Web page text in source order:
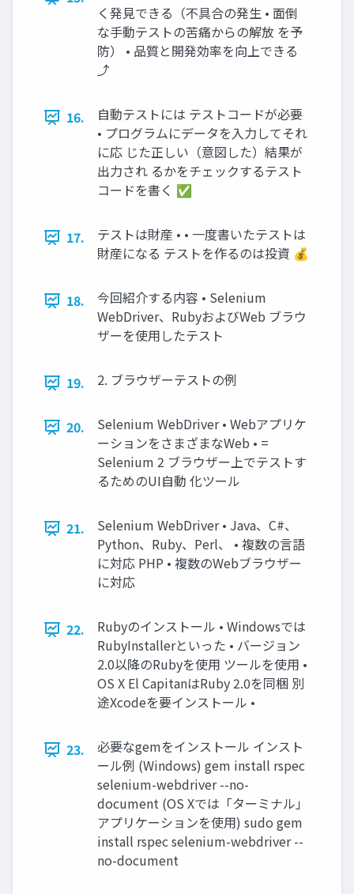
く発見できる（不具合の発生 • 面倒
な手動テストの苦痛からの解放 を予
防） • 品質と開発効率を向上できる
⤴
16.
自動テストには テストコードが必要
• プログラムにデータを入力してそれ
に応 じた正しい（意図した）結果が
出力され るかをチェックするテスト
コードを書く ✅
17.
テストは財産 • • 一度書いたテストは
財産になる テストを作るのは投資 💰
18.
今回紹介する内容 • Selenium
WebDriver、RubyおよびWeb ブラウ
ザーを使用したテスト
19. 2. ブラウザーテストの例
20.
Selenium WebDriver • Webアプリケ
ーションをさまざまなWeb • =
Selenium 2 ブラウザー上でテストす
るためのUI自動 化ツール
21.
Selenium WebDriver • Java、C#、
Python、Ruby、Perl、 • 複数の言語
に対応 PHP • 複数のWebブラウザー
に対応
22.
Rubyのインストール • Windowsでは
RubyInstallerといった • バージョン
2.0以降のRubyを使用 ツールを使用 •
OS X El CapitanはRuby 2.0を同梱 別
途Xcodeを要インストール •
23.
必要なgemをインストール インスト
ール例 (Windows) gem install rspec
selenium-webdriver --no-
document (OS Xでは「ターミナル」
アプリケーションを使用) sudo gem
install rspec selenium-webdriver --
no-document